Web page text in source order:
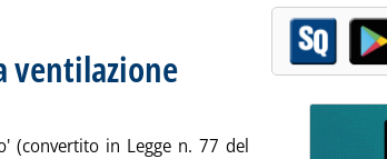
ventilazione
(convertito in Legge n. 77 del